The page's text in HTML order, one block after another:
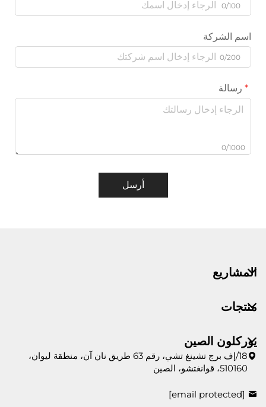
0/100
اسم الشركة
0/200
رسالة
0/1000
أرسل
المشاريع
منتجات
يوركلون الصين
18/إف برج تشينغ تشي، رقم 63 طريق نان آن، منطقة ليوان،
510160، قوانغتشو، الصين
[email protected]